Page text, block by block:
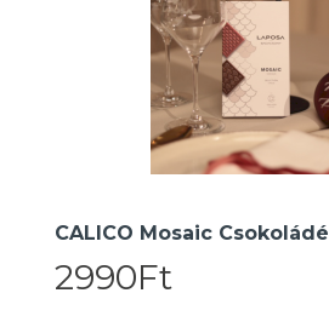
CALICO Mosaic Csokoládé
2990Ft